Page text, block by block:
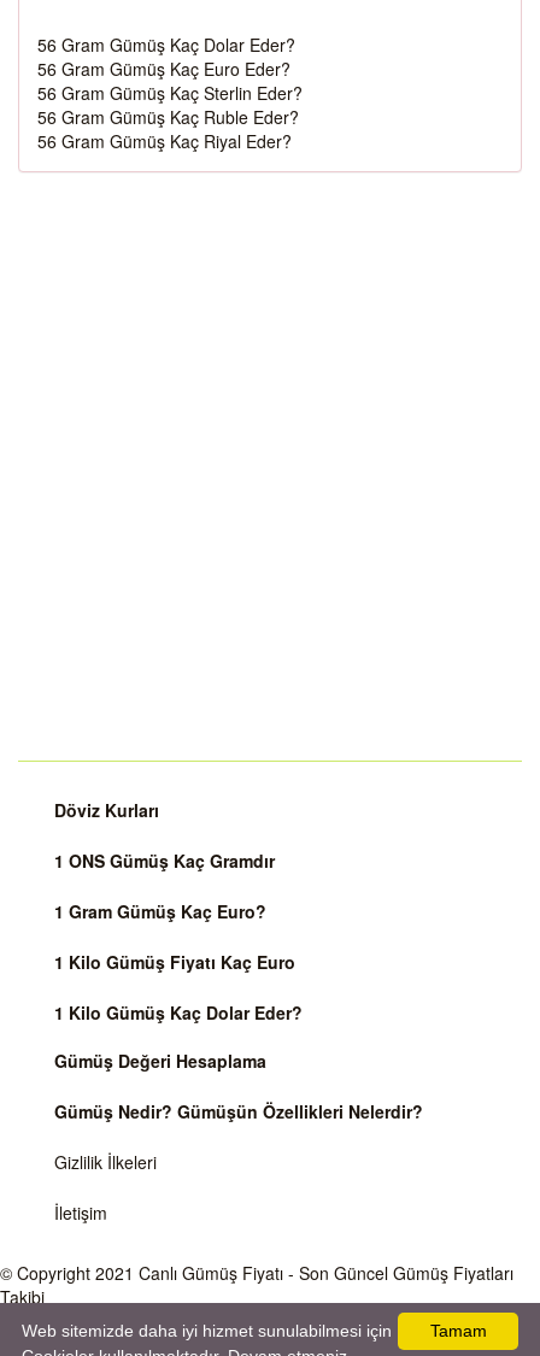
56 Gram Gümüş Kaç Dolar Eder?
56 Gram Gümüş Kaç Euro Eder?
56 Gram Gümüş Kaç Sterlin Eder?
56 Gram Gümüş Kaç Ruble Eder?
56 Gram Gümüş Kaç Riyal Eder?
Döviz Kurları
1 ONS Gümüş Kaç Gramdır
1 Gram Gümüş Kaç Euro?
1 Kilo Gümüş Fiyatı Kaç Euro
1 Kilo Gümüş Kaç Dolar Eder?
Gümüş Değeri Hesaplama
Gümüş Nedir? Gümüşün Özellikleri Nelerdir?
Gizlilik İlkeleri
İletişim
© Copyright 2021 Canlı Gümüş Fiyatı - Son Güncel Gümüş Fiyatları
Takibi
Önemli Uyarı
Gümüş fiyatları ve Döviz Kurları, Dünya piyasalarında işlem gören ve anlık değişen
Tamam
Web sitemizde daha iyi hizmet sunulabilmesi için